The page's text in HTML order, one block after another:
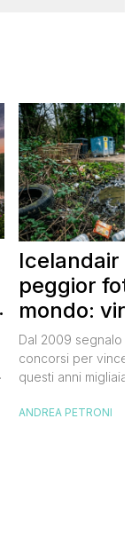
Icelandair
peggior
mondo:
in Islanda
dollari
Dal 2009 segnalo
concorsi per
questi anni migliaia
segnalazioni
ANDREA PETRONI